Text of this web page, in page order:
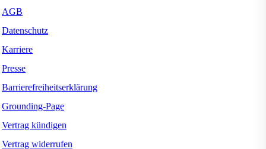
AGB
Datenschutz
Karriere
Presse
Barrierefreiheitserklärung
Grounding-Page
Vertrag kündigen
Vertrag widerrufen